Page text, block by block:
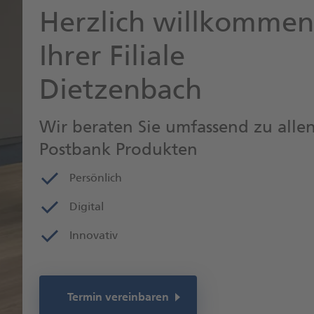
Herzlich
Ihrer Filiale
Dietzenbach
Wir beraten Sie umfassend zu
Postbank Produkten
Persönlich
Digital
Innovativ
Termin vereinbaren